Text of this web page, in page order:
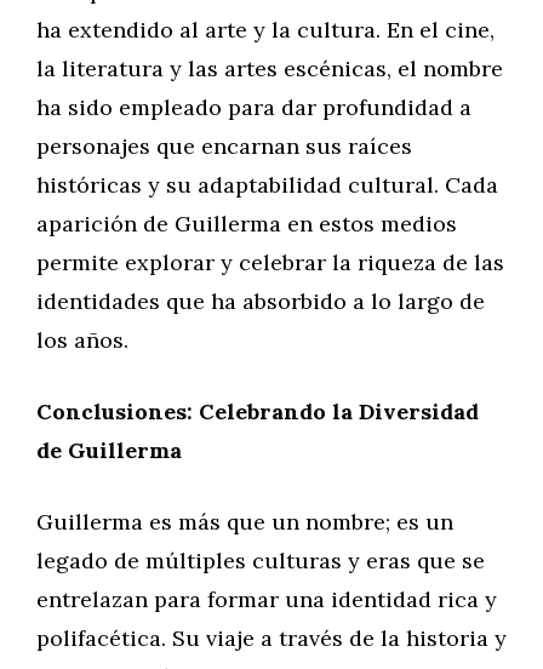
ha extendido al arte y la cultura. En el cine,
la literatura y las artes escénicas, el nombre
ha sido empleado para dar profundidad a
personajes que encarnan sus raíces
históricas y su adaptabilidad cultural. Cada
aparición de Guillerma en estos medios
permite explorar y celebrar la riqueza de las
identidades que ha absorbido a lo largo de
los años.
Conclusiones: Celebrando la Diversidad
de Guillerma
Guillerma es más que un nombre; es un
legado de múltiples culturas y eras que se
entrelazan para formar una identidad rica y
polifacética. Su viaje a través de la historia y